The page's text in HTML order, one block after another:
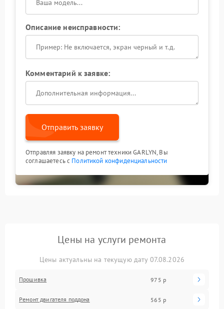
Описание неисправности:
Комментарий к заявке:
Отправить заявку
Отправляя заявку на ремонт техники GARLYN, Вы
соглашаетесь с Политикой конфиденциальности
Цены на услуги ремонта
Цены актуальны на текущую дату 07.08.2026
Прошивка 975 р
Ремонт двигателя поддона 565 р